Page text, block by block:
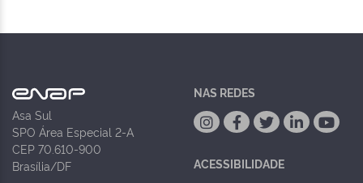
Asa Sul
SPO Área Especial 2-A
CEP 70.610-900
Brasília/DF
NAS REDES
ACESSIBILIDADE